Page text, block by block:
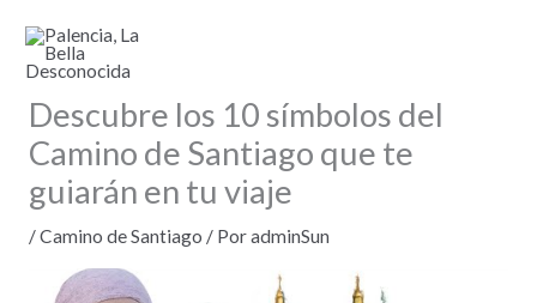
contenido
Descubre los 10 símbolos del
Camino de Santiago que te
guiarán en tu viaje
/Camino de Santiago / PoradminSun